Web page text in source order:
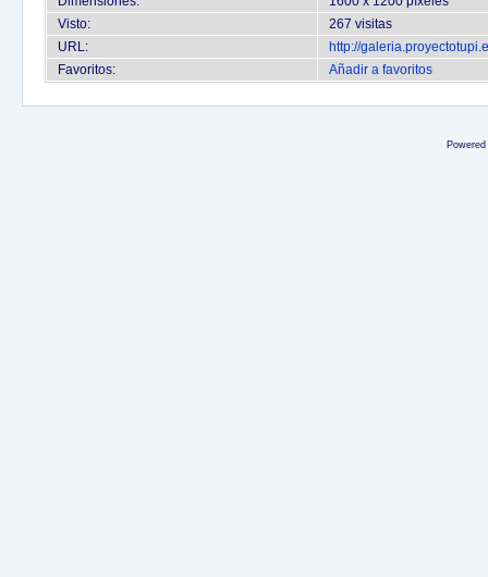
Visto:
267 visitas
URL:
http://
Favoritos:
Añadir a favoritos